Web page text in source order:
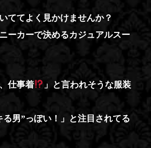
ててよく見かけませんか？
ーカーで決めるカジュアルスー
仕事着
」と言われそうな服装
る男”っぽい！」と注目されてる